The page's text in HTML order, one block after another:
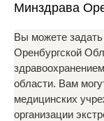
Минздрава
Вы можете
Оренбургской
области. Вам
медицинских
организации